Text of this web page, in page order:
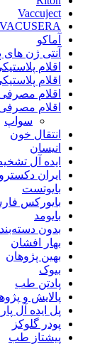
Vaccuject
VACUSERA
آماکو
آنتی ژن های
اقلام
اقلام
اقلام
اقلام
سواپ
انتقال خون
انیسان
ایده آل
ایران
بایوتست
بایورکس
بایومد
بدون
بهار افشان
بهین پژوهان
بیوک
پادتن طب
پالایش و
پل ایده آل
پودر گلوکز
پیشتاز طب